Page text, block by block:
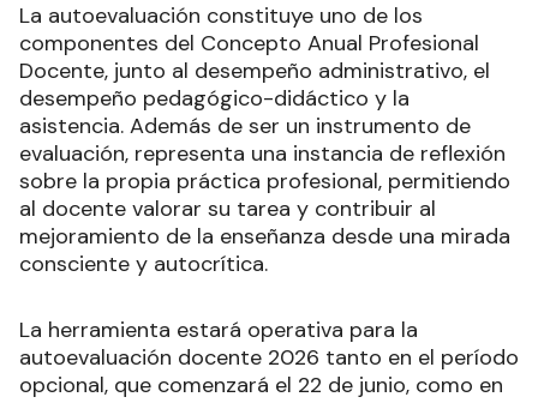
La autoevaluación constituye uno de los
componentes del Concepto Anual Profesional
Docente, junto al desempeño administrativo, el
desempeño pedagógico-didáctico y la
asistencia. Además de ser un instrumento de
evaluación, representa una instancia de reflexión
sobre la propia práctica profesional, permitiendo
al docente valorar su tarea y contribuir al
mejoramiento de la enseñanza desde una mirada
consciente y autocrítica.
La herramienta estará operativa para la
autoevaluación docente 2026 tanto en el período
opcional, que comenzará el 22 de junio, como en